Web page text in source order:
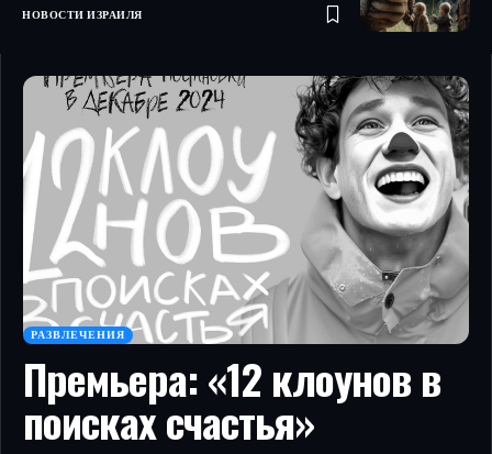
НОВОСТИ ИЗРАИЛЯ
РАЗВЛЕЧЕНИЯ
Премьера: «12 клоунов в
поисках счастья»